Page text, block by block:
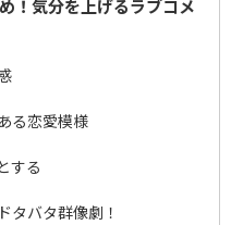
！気分を上げるラブコメ
る恋愛模様
する
タバタ群像劇！